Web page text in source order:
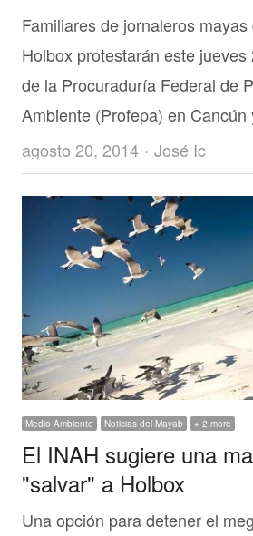
Familiares de jornaleros
Holbox protestarán este
de la Procuraduría Federal de
Ambiente (Profepa) en
agosto 20, 2014
Author
José Ic
Medio Ambiente Noticias del Mayab + 2 more
El INAH sugiere una
"salvar" a Holbox
Una opción para detener el